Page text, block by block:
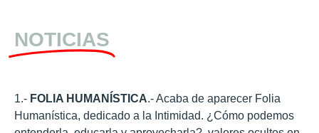
NOTICIAS
1.- FOLIA HUMANÍSTICA.- Acaba de aparecer Folia
Humanística, dedicado a la Intimidad. ¿Cómo podemos